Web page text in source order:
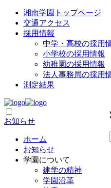
湘南学園トップページ
交通アクセス
採用情報
中学・高校の採用
小学校の採用情報
幼稚園の採用情報
法人事務局の採用
測定結果
お知らせ
ホーム
お知らせ
学園について
建学の精神
学園沿革